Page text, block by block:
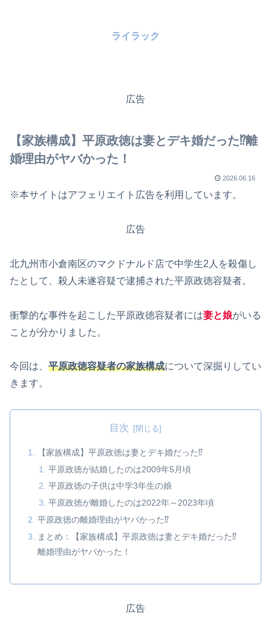
ライラック
広告
【家族構成】平原政徳は妻とデキ婚だった⁉離
婚理由がヤバかった！
2026.06.16
※本サイトはアフェリエイト広告を利用しています。
広告
北九州市小倉南区のマクドナルド店で中学生2人を殺傷し
たとして、殺人未遂容疑で逮捕された平原政徳容疑者。
衝撃的な事件を起こした平原政徳容疑者には妻と娘がいる
ことが分かりました。
今回は、 平原政徳容疑者の家族構成について深掘りしてい
きます。
目次
【家族構成】平原政徳は妻とデキ婚だった⁉
平原政徳が結婚したのは2009年5月頃
平原政徳の子供は中学3年生の娘
平原政徳が離婚したのは2022年～2023年頃
平原政徳の離婚理由がヤバかった⁉
まとめ：【家族構成】平原政徳は妻とデキ婚だった⁉
離婚理由がヤバかった！
広告